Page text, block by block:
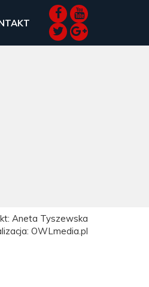
Aneta Tyszewska
OWLmedia.pl